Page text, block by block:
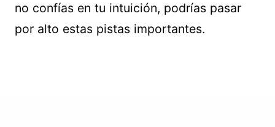
no confías en tu intuición, podrías pasar
por alto estas pistas importantes.